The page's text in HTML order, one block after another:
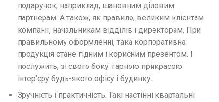
подарунок, наприклад, шановним діловим
партнерам. А також, як правило, великим клієнтам
компанії, начальникам відділів і директорам. При
правильному оформленні, така корпоративна
продукція стане гідним і корисним презентом. І
послужить, зі свого боку, гарною прикрасою
інтер’єру будь-якого офісу і будинку.
Зручність і практичність. Такі настінні квартальні